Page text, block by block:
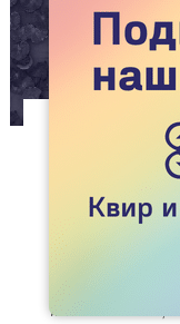
РАДУГА НАД
19
Бекзат
из этого вышло,